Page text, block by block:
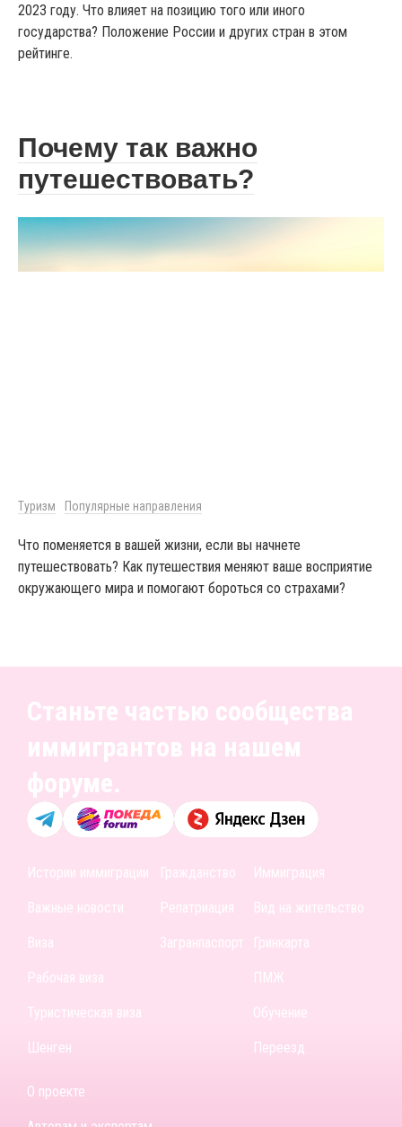
2023 году. Что влияет на позицию того или иного
государства? Положение России и других стран в этом
рейтинге.
Почему так важно
путешествовать?
Туризм Популярные направления
Что поменяется в вашей жизни, если вы начнете
путешествовать? Как путешествия меняют ваше восприятие
окружающего мира и помогают бороться со страхами?
Станьте частью сообщества
иммигрантов на нашем
форуме.
Истории иммиграции
Важные новости
Виза
Рабочая виза
Туристическая виза
Шенген
Гражданство
Репатриация
Загранпаспорт
Иммиграция
Вид на жительство
Гринкарта
ПМЖ
Обучение
Переезд
О проекте